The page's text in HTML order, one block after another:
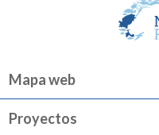
Mapa web
Proyectos